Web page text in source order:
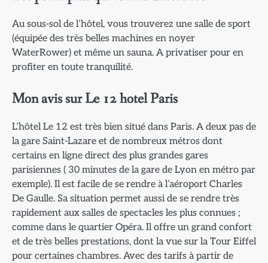
Au sous-sol de l’hôtel, vous trouverez une salle de sport
(équipée des très belles machines en noyer
WaterRower) et même un sauna. A privatiser pour en
profiter en toute tranquilité.
Mon avis sur Le 12 hotel Paris
L’hôtel Le 12 est très bien situé dans Paris. A deux pas de
la gare Saint-Lazare et de nombreux métros dont
certains en ligne direct des plus grandes gares
parisiennes ( 30 minutes de la gare de Lyon en métro par
exemple). Il est facile de se rendre à l’aéroport Charles
De Gaulle. Sa situation permet aussi de se rendre très
rapidement aux salles de spectacles les plus connues ;
comme dans le quartier Opéra. Il offre un grand confort
et de très belles prestations, dont la vue sur la Tour Eiffel
pour certaines chambres. Avec des tarifs à partir de